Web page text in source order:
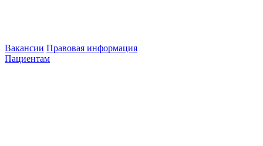
Вакансии Правовая информация
Пациентам